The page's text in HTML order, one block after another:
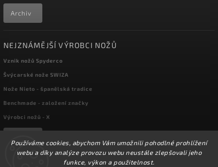
Používáme cookies, abychom Vám umožnili pohodlné prohlížení
webu a díky analýze provozu webu neustále zlepšovali jeho
funkce, výkon a použitelnost.
Archiv
NEJZNÁMĚJŠÍ VÝROBCI NOŽŮ
Vznik nožů Spyderco
Švýcarské nože SWIZA
Nože Nieto - španělská tradice
Benchmade - založení značky
Výrobci nožů - X